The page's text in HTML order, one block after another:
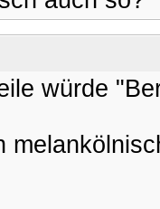
würde